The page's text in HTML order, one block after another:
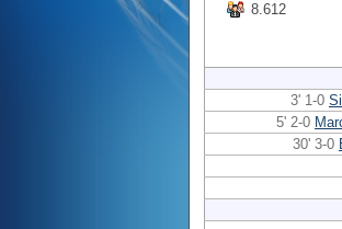
8.612
3' 1-0
5' 2-0
30' 3-0